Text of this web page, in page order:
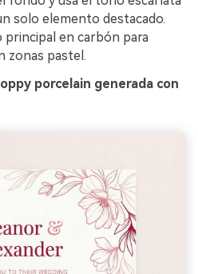
solo elemento destacado.
en carbón para
zonas pastel.
porcelain generada con